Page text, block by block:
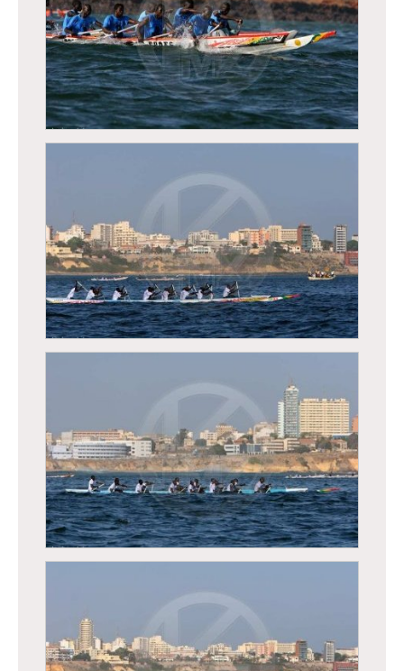
Régates de Dakar, course traditionnelle de
pirogues
Régates de Dakar, course traditionnelle de
pirogues
Régates de Dakar, course traditionnelle de
pirogues